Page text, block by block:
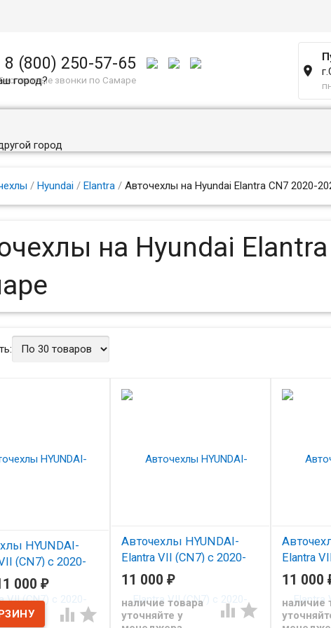
город?
город
8 (800) 250-57-65
звонки по Самаре

/ Hyundai / Elantra /Авточехлы на Hyundai Elantra CN7 2020-
на Hyundai
HYUNDAI-
(CN7) с 2020-
000 ₽
 
Авточехлы HYUNDAI-
Elantra VII (CN7) с 2020-
(Ромб) тем.коричневый
Чехлы из экокожи Автопилот
для Хендай Елантра с 2020
11 000₽
наличие товара
уточняйте у
 
Elantra
(Ромб-
Чехлы из
11 000
наличие